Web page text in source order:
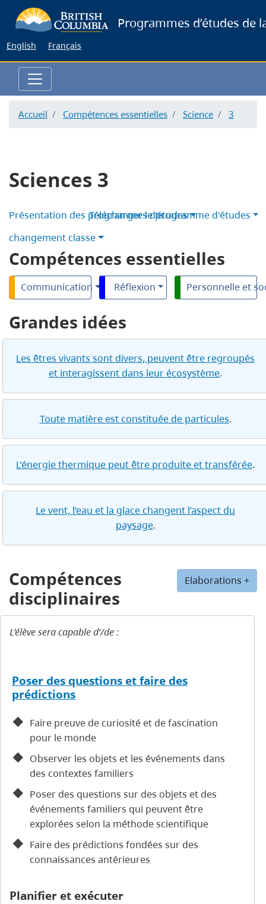
to
Programmes d’études de
English Français
Accueil Compétences essentielles Science 3
Sciences 3
Télécharger le programme d'études
Présentation des programmes d’études
changement classe
Compétences essentielles
Communication Réflexion Personnelle et
Grandes idées
Les êtres vivants sont divers, peuvent être regroupés
et interagissent dans leur écosystème.
Toute matière est constituée de particules.
L’énergie thermique peut être produite et transférée.
Le vent, l’eau et la glace changent l’aspect du
paysage.
Elaborations +
Compétences
disciplinaires
L’élève sera capable d’/de :
Poser des questions et faire des
prédictions
Faire preuve de curiosité et de fascination
pour le monde
Observer les objets et les événements dans
des contextes familiers
Poser des questions sur des objets et des
événements familiers qui peuvent être
explorées selon la méthode scientifique
Faire des prédictions fondées sur des
connaissances antérieures
Planifier et exécuter